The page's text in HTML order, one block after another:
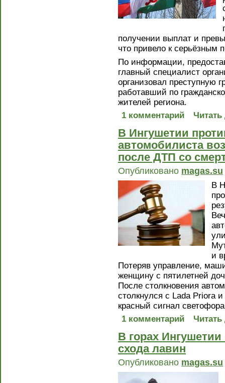
получении выплат и
что привело к серьёзным
По информации,
главный специалист
организовал преступную
работавший по
жителей региона.
1 комментарий
Читать
В Ингушетии
автомобилиста
после ДТП со
Опубликовано magas.su
В
и
Потеряв управление,
женщину с пятилетней
После столкновения
столкнулся с Lada Priora
красный сигнал
1 комментарий
Читать
В горах Ингушетии
схода лавин
Опубликовано magas.su